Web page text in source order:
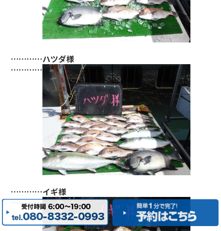
…………ハツダ様
…………
…………イギ様
…………